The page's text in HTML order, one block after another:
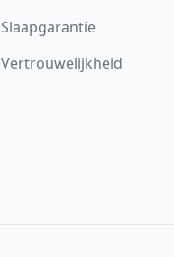
Slaapgarantie
Vertrouwelijkheid